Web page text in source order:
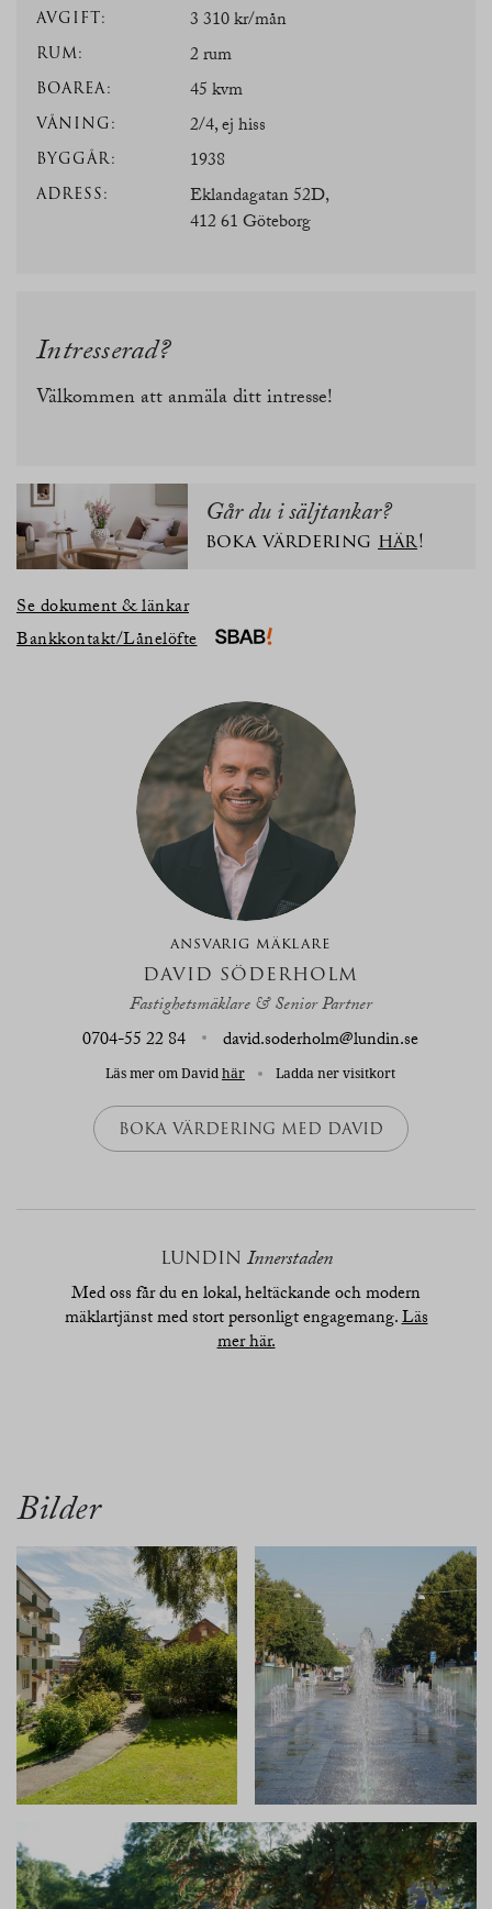
AVGIFT: 3 310 kr/mån
RUM: 2 rum
BOAREA: 45 kvm
VÅNING: 2/4, ej hiss
BYGGÅR: 1938
ADRESS:
Eklandagatan 52D,
412 61 Göteborg
Intresserad?
Välkommen att anmäla ditt intresse!
Går du i säljtankar?
boka värdering här!
Se dokument & länkar
Bankkontakt/Lånelöfte
ANSVARIG MÄKLARE
DAVID SÖDERHOLM
Fastighetsmäklare & Senior Partner
0704-55 22 84
david.soderholm@lundin.se
Läs mer om David här Ladda ner visitkort
BOKA VÄRDERING MED DAVID
LUNDIN Innerstaden
Med oss får du en lokal, heltäckande och modern
mäklartjänst med stort personligt engagemang.Läs
mer här.
Bilder